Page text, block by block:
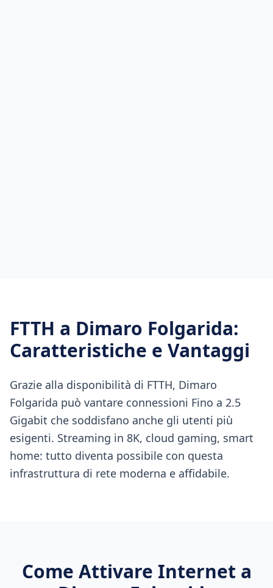
FTTH a Dimaro Folgarida:
Caratteristiche e Vantaggi
Grazie alla disponibilità di FTTH, Dimaro
Folgarida può vantare connessioni Fino a 2.5
Gigabit che soddisfano anche gli utenti più
esigenti. Streaming in 8K, cloud gaming, smart
home: tutto diventa possibile con questa
infrastruttura di rete moderna e affidabile.
Come Attivare Internet a